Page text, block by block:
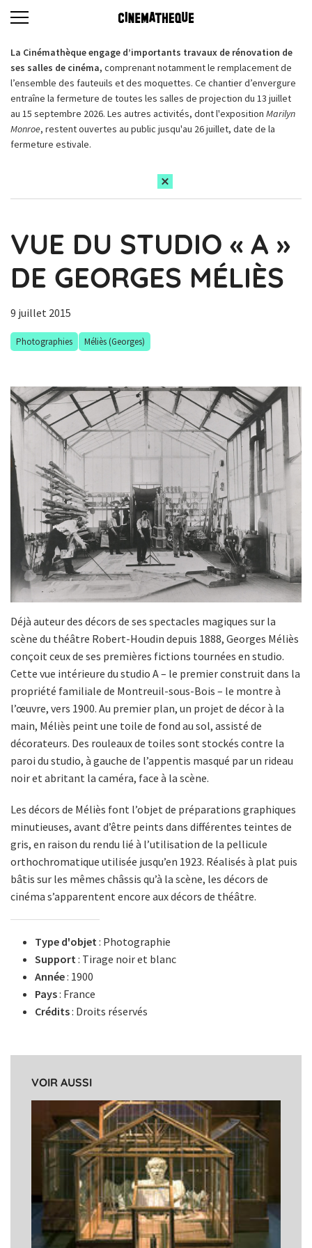
La Cinémathèque engage d’importants travaux de rénovation de
ses salles de cinéma, comprenant notamment le remplacement de
l’ensemble des fauteuils et des moquettes. Ce chantier d’envergure
entraîne la fermeture de toutes les salles de projection du 13 juillet
au 15 septembre 2026. Les autres activités, dont l'exposition Marilyn
Monroe, restent ouvertes au public jusqu'au 26 juillet, date de la
fermeture estivale.
VUE DU STUDIO « A »
DE GEORGES MÉLIÈS
9 juillet 2015
Photographies Méliès (Georges)
Déjà auteur des décors de ses spectacles magiques sur la
scène du théâtre Robert-Houdin depuis 1888, Georges Méliès
conçoit ceux de ses premières fictions tournées en studio.
Cette vue intérieure du studio A – le premier construit dans la
propriété familiale de Montreuil-sous-Bois – le montre à
l’œuvre, vers 1900. Au premier plan, un projet de décor à la
main, Méliès peint une toile de fond au sol, assisté de
décorateurs. Des rouleaux de toiles sont stockés contre la
paroi du studio, à gauche de l’appentis masqué par un rideau
noir et abritant la caméra, face à la scène.
Les décors de Méliès font l’objet de préparations graphiques
minutieuses, avant d’être peints dans différentes teintes de
gris, en raison du rendu lié à l’utilisation de la pellicule
orthochromatique utilisée jusqu’en 1923. Réalisés à plat puis
bâtis sur les mêmes châssis qu’à la scène, les décors de
cinéma s’apparentent encore aux décors de théâtre.
Type d'objet : Photographie
Support : Tirage noir et blanc
Année: 1900
Pays: France
Crédits: Droits réservés
VOIR AUSSI